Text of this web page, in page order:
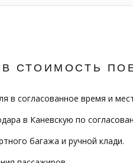
СТОИМОСТЬ
в согласованное время и
в Каневскую по
багажа и ручной клади.